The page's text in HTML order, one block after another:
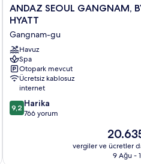
ANDAZ
SEOUL
BY
HYATT
Gangnam-
gu
ANDAZ SEOUL GANGNAM,
HYATT
Gangnam-gu
Havuz
Spa
Otopark mevcut
Ücretsiz kablosuz
internet
10
üzerinden
9,2 Harika
766 yorum
Güncel
fiyat:
20.635
vergiler ve ücretler
9 Ağu -